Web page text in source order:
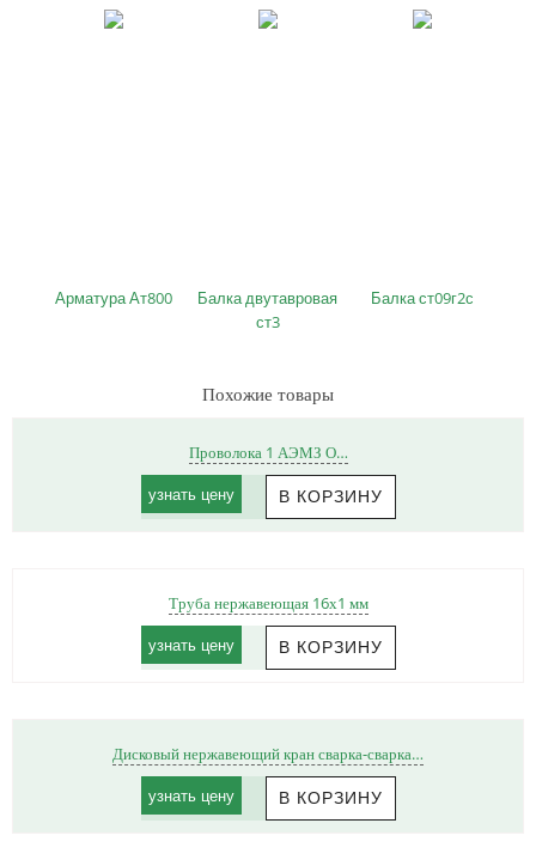
Арматура Ат800
Балка двутавровая
ст3
Балка ст09г2с
Похожие товары
Проволока 1 АЭМЗ О…
узнать цену
Труба нержавеющая 16х1 мм
узнать цену
Дисковый нержавеющий кран сварка-сварка…
узнать цену